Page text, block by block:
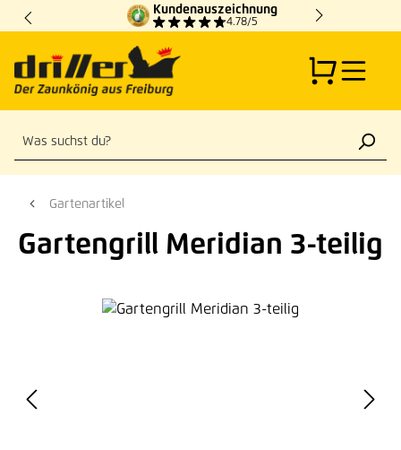
Zum Hauptinhalt springen
Kundenauszeichnung
4.78/5
Gartenartikel
Gartengrill Meridian 3-teilig
Bildergalerie überspringen